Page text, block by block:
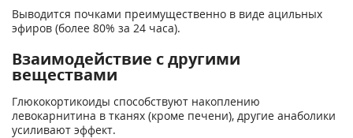
Выводится почками преимущественно в виде ацильных
эфиров (более 80% за 24 часа).
Взаимодействие с другими
веществами
Глюкокортикоиды способствуют накоплению
левокарнитина в тканях (кроме печени), другие анаболики
усиливают эффект.